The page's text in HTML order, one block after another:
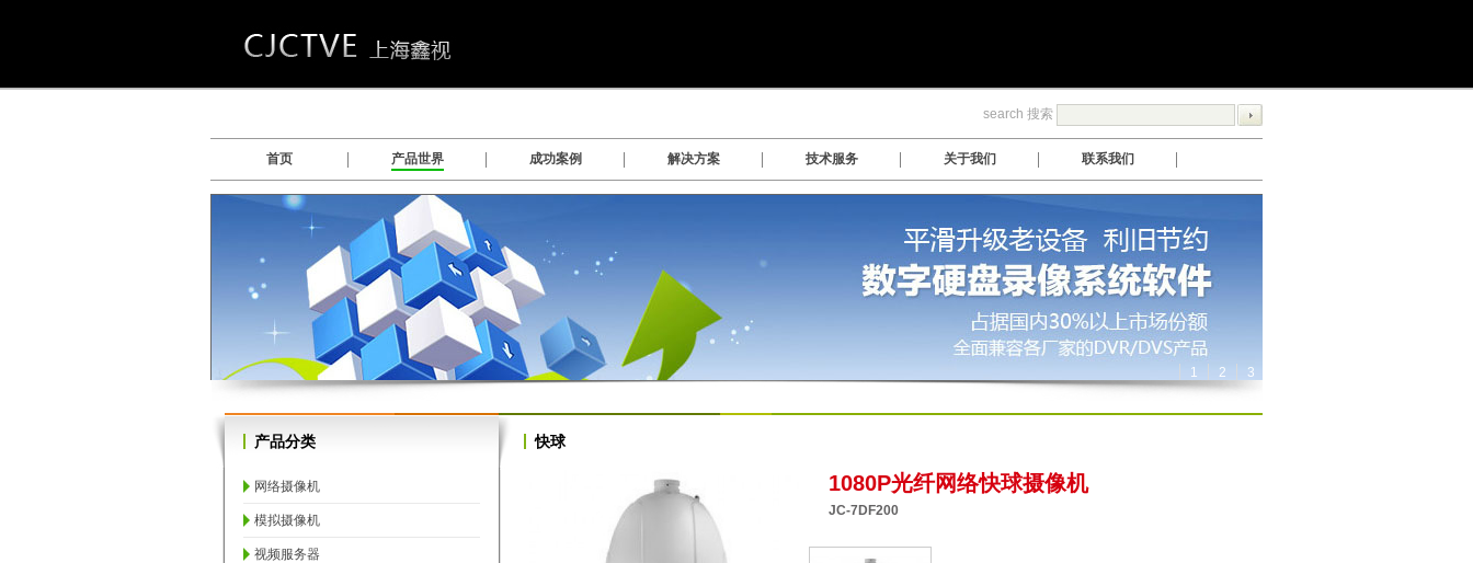
search 搜索
首页 产品世界 成功案例 解决方案 技术服务 关于我们 联系我们
数字硬盘录像系统软件
1 2 3
产品分类
网络摄像机
模拟摄像机
视频服务器
快球
1080P光纤网络快球摄像机
JC-7DF200